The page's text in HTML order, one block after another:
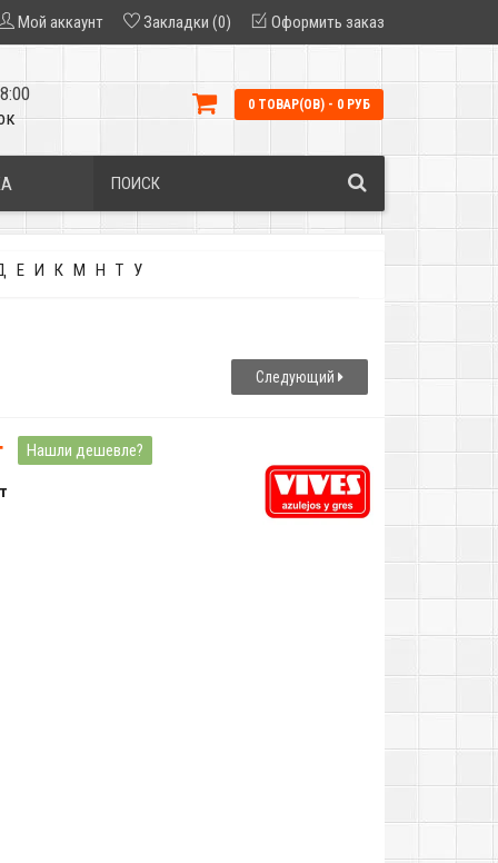
Мой аккаунт Закладки (0) Оформить заказ
0 ТОВАР(ОВ) - 0 РУБ
Е И К М Н Т У
Следующий
Нашли дешевле?